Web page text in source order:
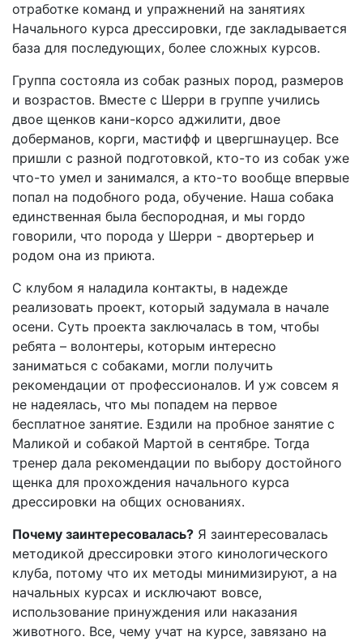
отработке команд и упражнений на занятиях
Начального курса дрессировки, где закладывается
база для последующих, более сложных курсов.
Группа состояла из собак разных пород, размеров
и возрастов. Вместе с Шерри в группе учились
двое щенков кани-корсо аджилити, двое
доберманов, корги, мастифф и цвергшнауцер. Все
пришли с разной подготовкой, кто-то из собак уже
что-то умел и занимался, а кто-то вообще впервые
попал на подобного рода, обучение. Наша собака
единственная была беспородная, и мы гордо
говорили, что порода у Шерри - двортерьер и
родом она из приюта.
С клубом я наладила контакты, в надежде
реализовать проект, который задумала в начале
осени. Суть проекта заключалась в том, чтобы
ребята – волонтеры, которым интересно
заниматься с собаками, могли получить
рекомендации от профессионалов. И уж совсем я
не надеялась, что мы попадем на первое
бесплатное занятие. Ездили на пробное занятие с
Маликой и собакой Мартой в сентябре. Тогда
тренер дала рекомендации по выбору достойного
щенка для прохождения начального курса
дрессировки на общих основаниях.
Почему заинтересовалась? Я заинтересовалась
методикой дрессировки этого кинологического
клуба, потому что их методы минимизируют, а на
начальных курсах и исключают вовсе,
использование принуждения или наказания
животного. Все, чему учат на курсе, завязано на